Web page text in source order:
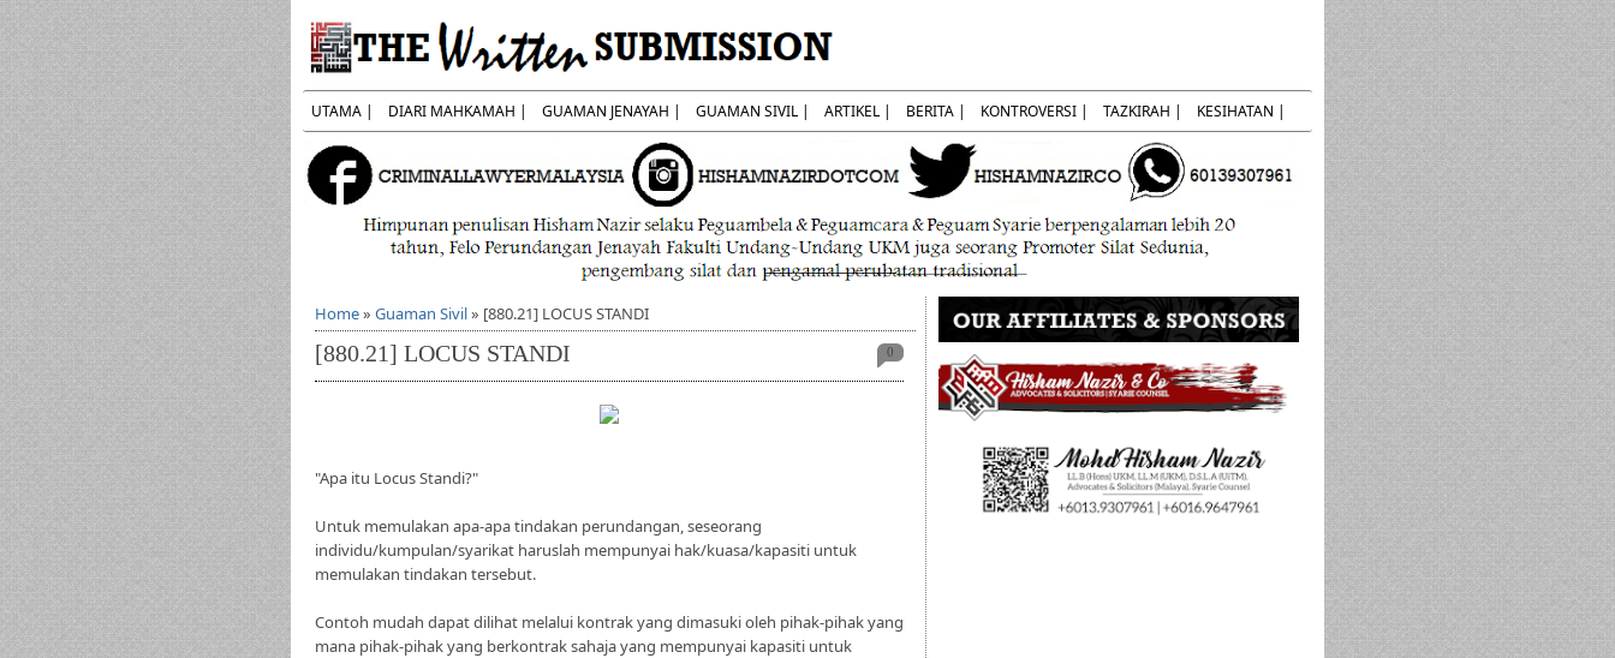
UTAMA | DIARI MAHKAMAH | GUAMAN JENAYAH | GUAMAN SIVIL | ARTIKEL | BERITA | KONTROVERSI | TAZKIRAH | KESIHATAN |
Home» Guaman Sivil» [880.21] LOCUS STANDI
0
[880.21] LOCUS STANDI
"Apa itu Locus Standi?"
Untuk memulakan apa-apa tindakan perundangan, seseorang
individu/kumpulan/syarikat haruslah mempunyai hak/kuasa/kapasiti untuk
memulakan tindakan tersebut.
Contoh mudah dapat dilihat melalui kontrak yang dimasuki oleh pihak-pihak yang
mana pihak-pihak yang berkontrak sahaja yang mempunyai kapasiti untuk